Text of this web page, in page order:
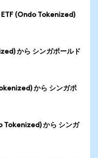
(Ondo Tokenized)
から シンガポールド
から シンガポ
Tokenized) から シンガ